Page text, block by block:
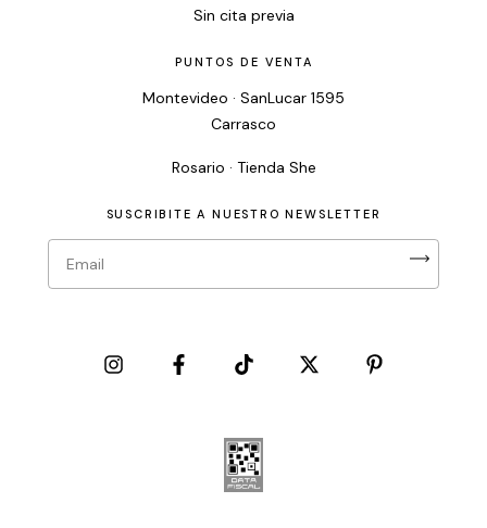
Sin cita previa
PUNTOS DE VENTA
Montevideo · SanLucar 1595
Carrasco
Rosario · Tienda She
SUSCRIBITE A NUESTRO NEWSLETTER